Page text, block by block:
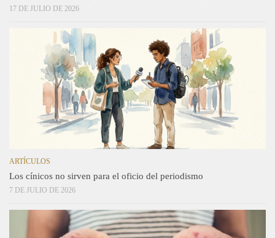
17 DE JULIO DE 2026
ARTÍCULOS
Los cínicos no sirven para el oficio del periodismo
7 DE JULIO DE 2026